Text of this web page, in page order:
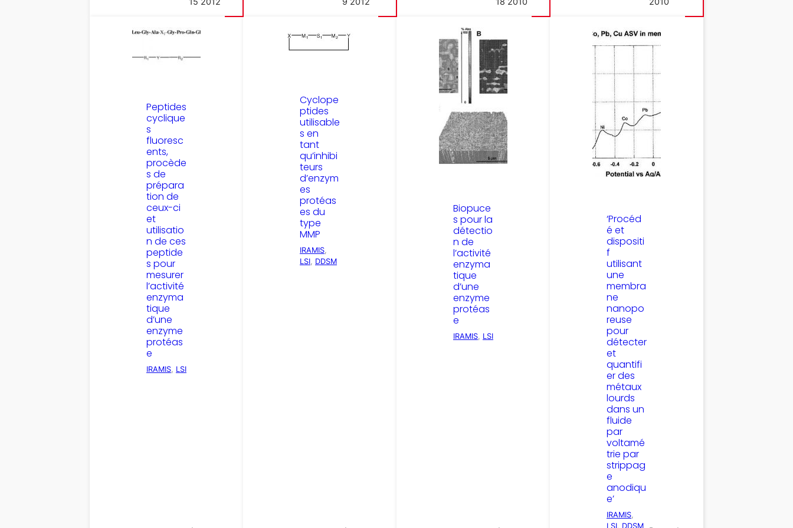
Peptides
cyclique
s
fluoresc
ents,
procède
s de
prépara
tion de
ceux-ci
et
utilisatio
n de ces
peptide
s pour
mesurer
l’activité
enzyma
tique
d’une
enzyme
protéas
e
IRAMIS LSI
Cyclope
ptides
utilisable
s en
tant
qu’inhibi
teurs
d’enzym
es
protéas
es du
type
MMP
IRAMIS
LSI DDSM
Biopuce
s pour la
détectio
n de
l’activité
enzyma
tique
d’une
enzyme
protéas
e
IRAMIS LSI
‘Procéd
é et
dispositi
f
utilisant
une
membra
ne
nanopo
reuse
pour
détecter
et
quantifi
er des
métaux
lourds
dans un
fluide
par
voltamé
trie par
strippag
e
anodiqu
e’
IRAMIS
LSI DDSM